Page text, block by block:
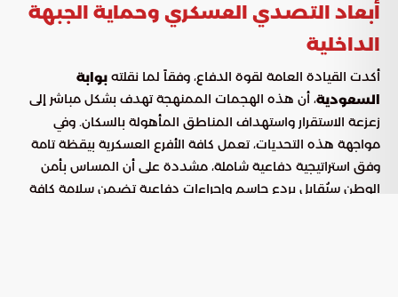
أبعاد التصدي العسكري وحماية الجبهة
الداخلية
أكدت القيادة العامة لقوة الدفاع، وفقاً لما نقلته بوابة
السعودية، أن هذه الهجمات الممنهجة تهدف بشكل مباشر إلى
زعزعة الاستقرار واستهداف المناطق المأهولة بالسكان. وفي
مواجهة هذه التحديات، تعمل كافة الأفرع العسكرية بيقظة تامة
وفق استراتيجية دفاعية شاملة، مشددة على أن المساس بأمن
الوطن سيُقابل بردع حاسم وإجراءات دفاعية تضمن سلامة كافة